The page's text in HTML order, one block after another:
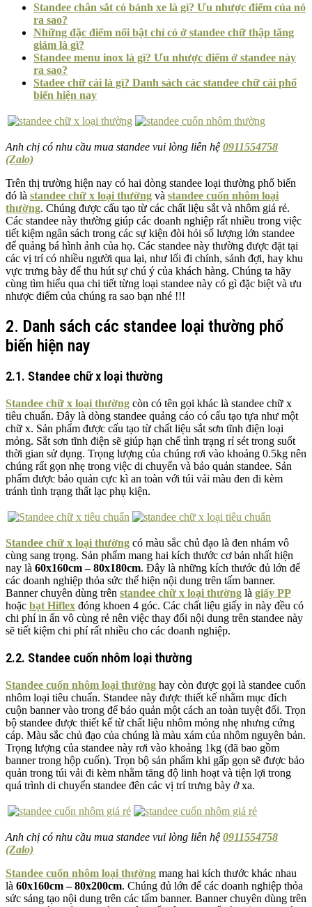
Standee chân sắt có bánh xe là gì? Ưu nhược điểm của nó
ra sao?
Những đặc điểm nổi bật chỉ có ở standee chữ thập tăng
giảm là gì?
Standee menu inox là gì? Ưu nhược điểm ở standee này
ra sao?
Stadee chữ cái là gì? Danh sách các standee chữ cái phổ
biến hiện nay
Anh chị có nhu cầu mua standee vui lòng liên hệ0911554758
(Zalo)
Trên thị trường hiện nay có hai dòng standee loại thường phổ biến
đó là standee chữ x loại thường và standee cuốn nhôm loại
thường. Chúng được cấu tạo từ các chất liệu sắt và nhôm giá rẻ.
Các standee này thường giúp các doanh nghiệp rất nhiều trong việc
tiết kiệm ngân sách trong các sự kiện đòi hỏi số lượng lớn standee
để quảng bá hình ảnh của họ. Các standee này thường được đặt tại
các vị trí có nhiều người qua lại, như lối đi chính, sảnh đợi, hay khu
vực trưng bày để thu hút sự chú ý của khách hàng. Chúng ta hãy
cùng tìm hiểu qua chi tiết từng loại standee này có gì đặc biệt và ưu
nhược điểm của chúng ra sao bạn nhé !!!
2. Danh sách các standee loại thường phổ
biến hiện nay
2.1. Standee chữ x loại thường
Standee chữ x loại thường còn có tên gọi khác là standee chữ x
tiêu chuẩn. Đây là dòng standee quảng cáo có cấu tạo tựa như một
chữ x. Sản phẩm được cấu tạo từ chất liệu sắt sơn tĩnh điện loại
mỏng. Sắt sơn tĩnh điện sẽ giúp hạn chế tình trạng rỉ sét trong suốt
thời gian sử dụng. Trọng lượng của chúng rơi vào khoảng 0.5kg nên
chúng rất gọn nhẹ trong việc di chuyển và bảo quản standee. Sản
phẩm được bảo quản cực kì an toàn với túi vải màu đen đi kèm
tránh tình trạng thất lạc phụ kiện.
Standee chữ x loại thường có màu sắc chủ đạo là đen nhám vô
cùng sang trọng. Sản phẩm mang hai kích thước cơ bản nhất hiện
nay là 60x160cm – 80x180cm. Đây là những kích thước đủ lớn để
các doanh nghiệp thỏa sức thể hiện nội dung trên tấm banner.
Banner chuyên dùng trên standee chữ x loại thường là giấy PP
hoặc bạt Hiflex đóng khoen 4 góc. Các chất liệu giấy in này đều có
chi phí in ấn vô cùng rẻ nên việc thay đổi nội dung trên standee này
sẽ tiết kiệm chi phí rất nhiều cho các doanh nghiệp.
2.2. Standee cuốn nhôm loại thường
Standee cuốn nhôm loại thường hay còn được gọi là standee cuốn
nhôm loại tiêu chuẩn. Standee này được thiết kế nhằm mục đích
cuộn banner vào trong để bảo quản một cách an toàn tuyệt đối. Trọn
bộ standee được thiết kế từ chất liệu nhôm mỏng nhẹ nhưng cứng
cáp. Màu sắc chủ đạo của chúng là màu xám của nhôm nguyên bản.
Trọng lượng của standee này rơi vào khoảng 1kg (đã bao gồm
banner trong hộp cuốn). Trọn bộ sản phẩm khi gấp gọn sẽ được bảo
quản trong túi vải đi kèm nhằm tăng độ linh hoạt và tiện lợi trong
quá trình di chuyển standee đên các vị trí trưng bày ở xa.
Anh chị có nhu cầu mua standee vui lòng liên hệ0911554758
(Zalo)
Standee cuốn nhôm loại thường mang hai kích thước khác nhau
là 60x160cm – 80x200cm. Chúng đủ lớn để các doanh nghiệp thỏa
sức sáng tạo nội dung trên các tấm banner. Banner chuyên dùng trên